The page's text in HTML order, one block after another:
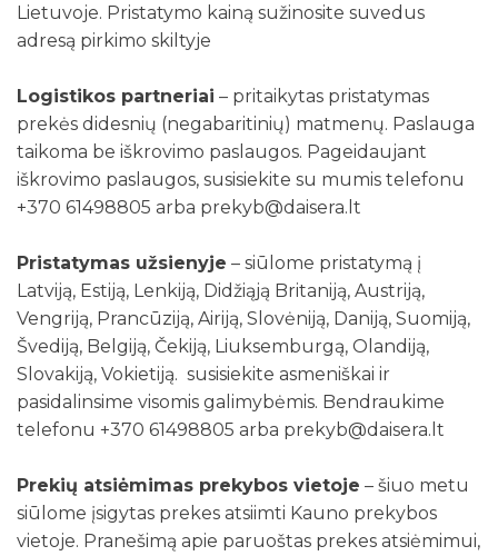
Lietuvoje. Pristatymo kainą sužinosite suvedus
adresą pirkimo skiltyje
Logistikos partneriai – pritaikytas pristatymas
prekės didesnių (negabaritinių) matmenų. Paslauga
taikoma be iškrovimo paslaugos. Pageidaujant
iškrovimo paslaugos, susisiekite su mumis telefonu
+370 61498805 arba prekyb@daisera.lt
Pristatymas užsienyje – siūlome pristatymą į
Latviją, Estiją, Lenkiją, Didžiąją Britaniją, Austriją,
Vengriją, Prancūziją, Airiją, Slovėniją, Daniją, Suomiją,
Švediją, Belgiją, Čekiją, Liuksemburgą, Olandiją,
Slovakiją, Vokietiją. susisiekite asmeniškai ir
pasidalinsime visomis galimybėmis. Bendraukime
telefonu +370 61498805 arba prekyb@daisera.lt
Prekių atsiėmimas prekybos vietoje – šiuo metu
siūlome įsigytas prekes atsiimti Kauno prekybos
vietoje. Pranešimą apie paruoštas prekes atsiėmimui,